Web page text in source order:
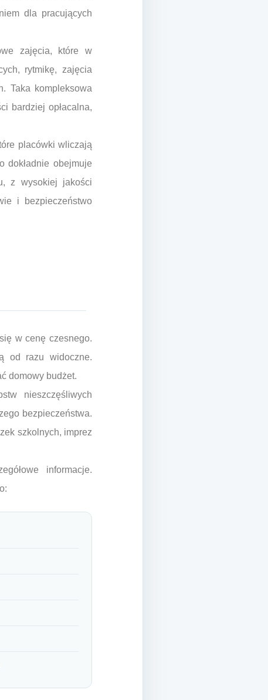
dla pracujących
zajęcia, które w
rytmikę, zajęcia
Taka kompleksowa
bardziej opłacalna,
placówki wliczają
dokładnie obejmuje
z wysokiej jakości
i bezpieczeństwo
w cenę czesnego.
od razu widoczne.
domowy budżet.
nieszczęśliwych
bezpieczeństwa.
szkolnych, imprez
informacje.